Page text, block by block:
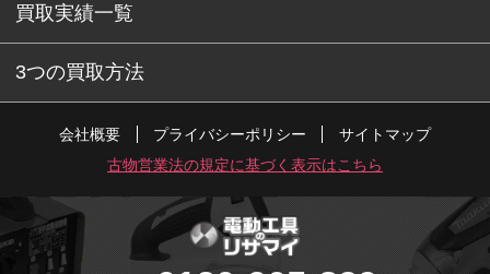
買取実績一覧
3つの買取方法
会社概要 プライバシーポリシー
サイトマップ
古物営業法の規定に基づく表示はこちら